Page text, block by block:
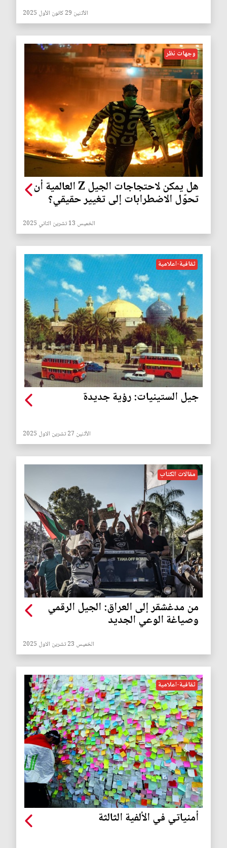
الأثنين 29 كانون الأول 2025
وجهات نظر
هل يمكن لاحتجاجات الجيل Z العالمية أن
تحوّل الاضطرابات إلى تغيير حقيقي؟
الخميس 13 تشرين الثاني 2025
ثقافية-اعلامية
جيل الستينيات: رؤية جديدة
الأثنين 27 تشرين الاول 2025
مقالات الكتاب
من مدغشقر إلى العراق: الجيل الرقمي
وصياغة الوعي الجديد
الخميس 23 تشرين الاول 2025
ثقافية-اعلامية
أمنياتي في الألفية الثالثة